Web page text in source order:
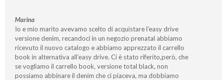
Marina
Io e mio marito avevamo scelto di acquistare l’easy drive
versione denim, recandoci in un negozio prenatal abbiamo
ricevuto il nuovo catalogo e abbiamo apprezzato il carrello
book in alternativa all’easy drive. Ci è stato riferito,però, che
se vogliamo il carrello book, versione total black, non
possiamo abbinare il denim che ci piaceva, ma dobbiamo